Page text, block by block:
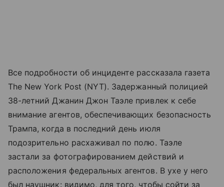
Все подробности об инциденте рассказала газета
The New York Post (NYT). Задержанный полицией
38-летний Джанин Джон Таэле привлек к себе
внимание агентов, обеспечивающих безопасность
Трампа, когда в последний день июля
подозрительно расхаживал по полю. Таэле
застали за фотографированием действий и
расположения федеральных агентов. В ухе у него
был наушник: видимо, для того, чтобы сойти за